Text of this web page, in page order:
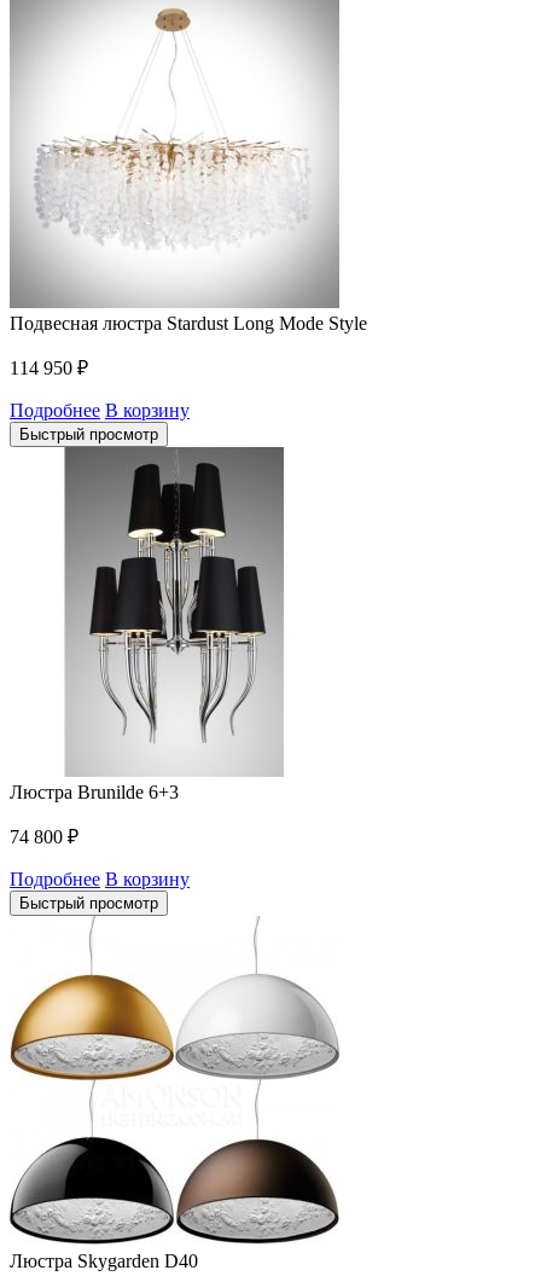
Подвесная люстра Stardust Long Mode Style
114 950 ₽
Подробнее В корзину
Быстрый просмотр
Люстра Brunilde 6+3
74 800 ₽
Подробнее В корзину
Быстрый просмотр
Люстра Skygarden D40